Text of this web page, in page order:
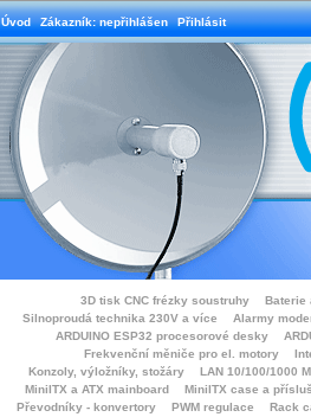
Úvod Zákazník: nepřihlášen Přihlásit
3D tisk CNC frézky soustruhy Baterie
Silnoproudá technika 230V a více
Alarmy
ARDUINO ESP32 procesorové desky
Frekvenční měniče pro el. motory
Konzoly, výložníky, stožáry
LAN 10/100/1000
MiniITX a ATX mainboard
MiniITX case a
Převodníky - konvertory
PWM regulace Rack